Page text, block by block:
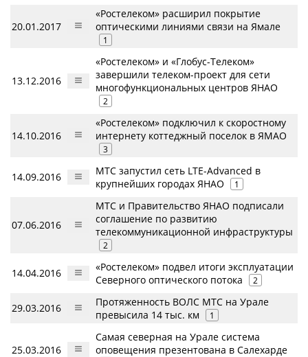
20.01.2017
«Ростелеком» расширил покрытие
оптическими линиями связи на Ямале
1
13.12.2016
«Ростелеком» и «Глобус-Телеком»
завершили телеком-проект для сети
многофункциональных центров ЯНАО
2
14.10.2016
«Ростелеком» подключил к скоростному
интернету коттеджный поселок в ЯМАО
3
14.09.2016
МТС запустил сеть LTE-Advanced в
крупнейших городах ЯНАО
1
07.06.2016
МТС и Правительство ЯНАО подписали
соглашение по развитию
телекоммуникационной инфраструктуры
2
14.04.2016
«Ростелеком» подвел итоги эксплуатации
Северного оптического потока
2
29.03.2016
Протяженность ВОЛС МТС на Урале
превысила 14 тыс. км
1
25.03.2016
Самая северная на Урале система
оповещения презентована в Салехарде